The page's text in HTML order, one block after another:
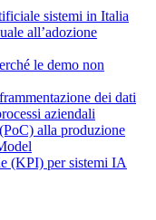
sistemi in Italia
all’adozione
le demo non
dei dati
aziendali
alla produzione
(KPI) per sistemi IA